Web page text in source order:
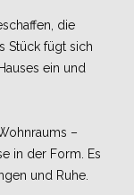
die
Stück fügt sich
ein und
–
in der Form. Es
und Ruhe.